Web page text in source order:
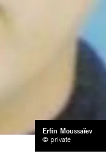
Erfin Moussaïev
© private